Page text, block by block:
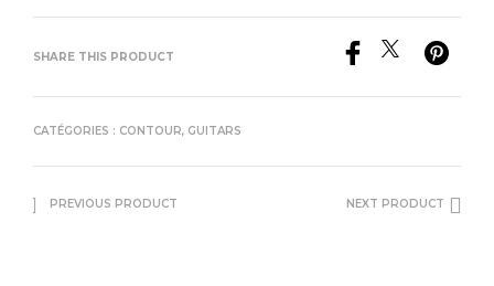
SHARE THIS PRODUCT
CATÉGORIES : CONTOUR, GUITARS
PREVIOUS PRODUCT NEXT PRODUCT